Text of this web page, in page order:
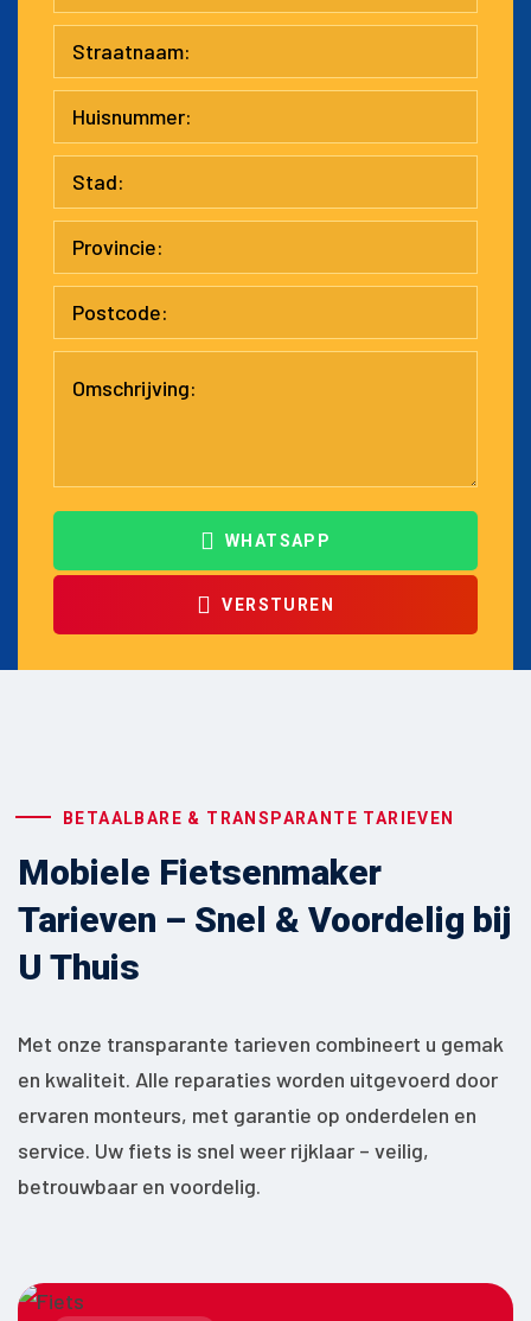
WHATSAPP
VERSTUREN
BETAALBARE & TRANSPARANTE TARIEVEN
Mobiele Fietsenmaker
Tarieven – Snel & Voordelig bij
U Thuis
Met onze transparante tarieven combineert u gemak
en kwaliteit. Alle reparaties worden uitgevoerd door
ervaren monteurs, met garantie op onderdelen en
service. Uw fiets is snel weer rijklaar – veilig,
betrouwbaar en voordelig.